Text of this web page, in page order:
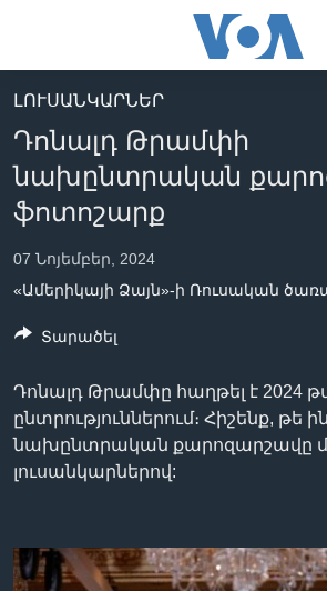
հիմնական
բովանդակությանը
անցնել
հիմնական
բովանդակությանը
բովանդակություն
ԼՈՒՐԵՐ
ՍՓՅՈՒՌՔ
«ԱՄԵՐԻԿԱՅԻ ՁԱՅՆ»-Ի
ԿԱՊ ՄԵԶ ՀԵՏ
Learning English
ՀԵՏԵՒԵՔ ՄԵԶ
Լեզուներ
ԼՈՒՍԱՆԿԱՐՆԵՐ
Դոնալդ Թրամփի
նախընտրական
ֆոտոշարք
07 Նոյեմբեր, 2024
«Ամերիկայի Ձայն»-ի Ռուսական
Դոնալդ Թրամփը հաղթել է 2024
ընտրություններում։ Հիշենք, թե
նախընտրական քարոզարշավը
լուսանկարներով:
Տարածել